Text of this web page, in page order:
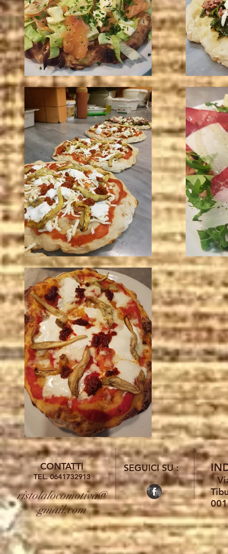
CONTATTI
TEL. 0641732913
ristolalocomotiva@
gmail.com
SEGUICI SU :